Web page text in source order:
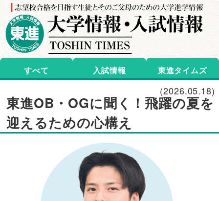
すべて 入試情報 東進タイムズ
東進OB・OGに聞く！飛躍の夏を
迎えるための心構え
(2026.05.18)